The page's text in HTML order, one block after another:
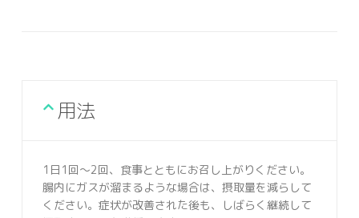
用法
1日1回～2回、食事とともにお召し上がりください。
腸内にガスが溜まるような場合は、摂取量を減らして
ください。症状が改善された後も、しばらく継続して